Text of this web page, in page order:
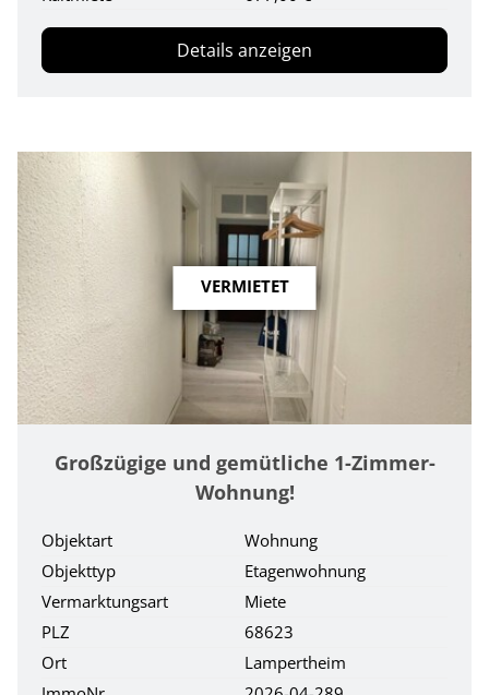
Details anzeigen
VERMIETET
Großzügige und gemütliche 1-Zimmer-
Wohnung!
Objektart
Wohnung
Objekttyp
Etagenwohnung
Vermarktungsart
Miete
PLZ
68623
Ort
Lampertheim